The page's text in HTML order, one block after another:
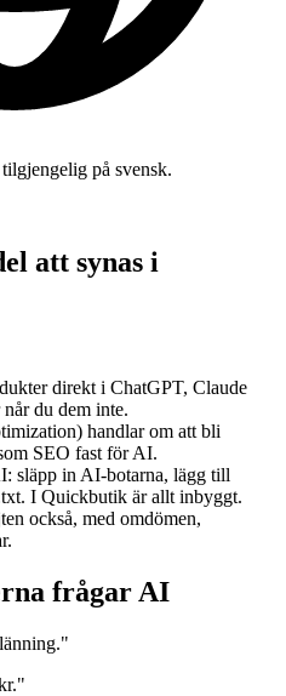
på svensk.
att synas i
direkt i ChatGPT, Claude
du dem inte.
handlar om att bli
SEO fast för AI.
släpp in AI-botarna, lägg till
I Quickbutik är allt inbyggt.
också, med omdömen,
frågar AI